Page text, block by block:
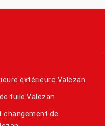
extérieure Valezan
tuile Valezan
changement de